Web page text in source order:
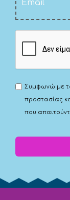
Συμφωνώ με
προστασίας
που